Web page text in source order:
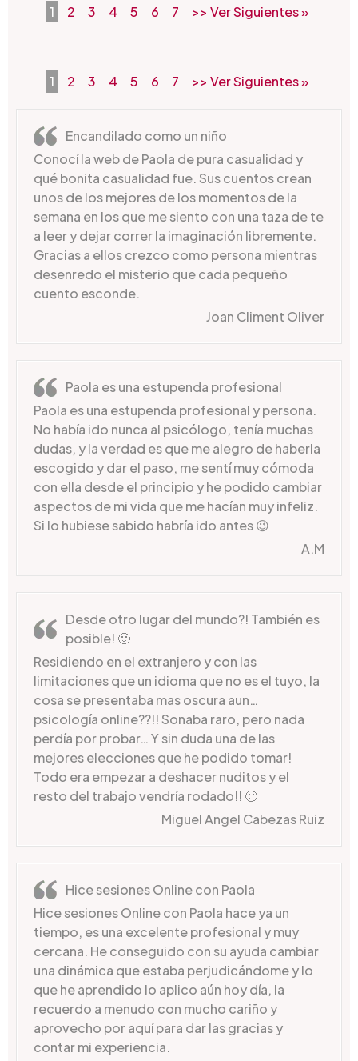
1 2 3 4 5 6 7 >> Ver Siguientes »
1 2 3 4 5 6 7 >> Ver Siguientes »
Encandilado como un niño
Conocí la web de Paola de pura casualidad y
qué bonita casualidad fue. Sus cuentos crean
unos de los mejores de los momentos de la
semana en los que me siento con una taza de te
a leer y dejar correr la imaginación libremente.
Gracias a ellos crezco como persona mientras
desenredo el misterio que cada pequeño
cuento esconde.
Joan Climent Oliver
Paola es una estupenda profesional
Paola es una estupenda profesional y persona.
No había ido nunca al psicólogo, tenía muchas
dudas, y la verdad es que me alegro de haberla
escogido y dar el paso, me sentí muy cómoda
con ella desde el principio y he podido cambiar
aspectos de mi vida que me hacían muy infeliz.
Si lo hubiese sabido habría ido antes 😉
A.M
Desde otro lugar del mundo?! También es
posible! 🙂
Residiendo en el extranjero y con las
limitaciones que un idioma que no es el tuyo, la
cosa se presentaba mas oscura aun…
psicología online??!! Sonaba raro, pero nada
perdía por probar… Y sin duda una de las
mejores elecciones que he podido tomar!
Todo era empezar a deshacer nuditos y el
resto del trabajo vendría rodado!! 🙂
Miguel Angel Cabezas Ruiz
Hice sesiones Online con Paola
Hice sesiones Online con Paola hace ya un
tiempo, es una excelente profesional y muy
cercana. He conseguido con su ayuda cambiar
una dinámica que estaba perjudicándome y lo
que he aprendido lo aplico aún hoy día, la
recuerdo a menudo con mucho cariño y
aprovecho por aquí para dar las gracias y
contar mi experiencia.